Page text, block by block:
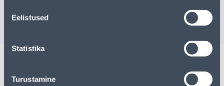
Eelistused
Statistika
Turustamine
16.39 €
9.83 €
Spetsifikatsioon